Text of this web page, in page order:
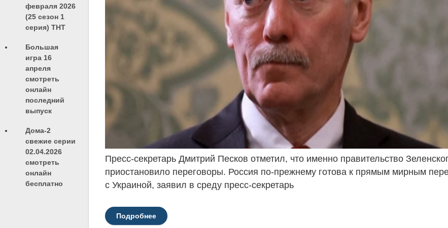
февраля 2026
(25 сезон 1
серия) ТНТ
Большая
игра 16
апреля
смотреть
онлайн
последний
выпуск
Дома-2
свежие серии
02.04.2026
смотреть
онлайн
бесплатно
Пресс-секретарь Дмитрий Песков отметил, что именно правительство
приостановило переговоры. Россия по-прежнему готова к прямым мирным
с Украиной, заявил в среду пресс-секретарь
Подробнее